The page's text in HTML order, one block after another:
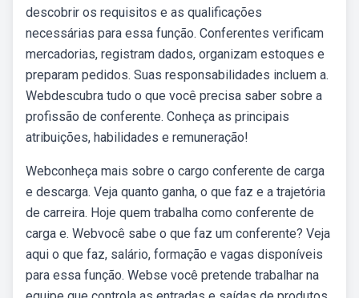
descobrir os requisitos e as qualificações
necessárias para essa função. Conferentes verificam
mercadorias, registram dados, organizam estoques e
preparam pedidos. Suas responsabilidades incluem a.
Webdescubra tudo o que você precisa saber sobre a
profissão de conferente. Conheça as principais
atribuições, habilidades e remuneração!
Webconheça mais sobre o cargo conferente de carga
e descarga. Veja quanto ganha, o que faz e a trajetória
de carreira. Hoje quem trabalha como conferente de
carga e. Webvocê sabe o que faz um conferente? Veja
aqui o que faz, salário, formação e vagas disponíveis
para essa função. Webse você pretende trabalhar na